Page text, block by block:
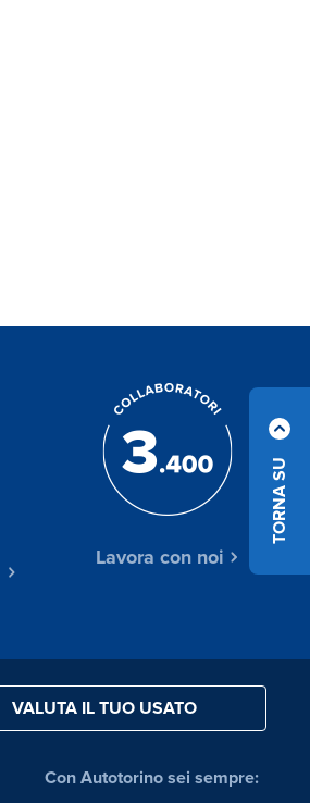
Lavora con noi
TORNA SU
VALUTA IL TUO USATO
Con Autotorino sei sempre: